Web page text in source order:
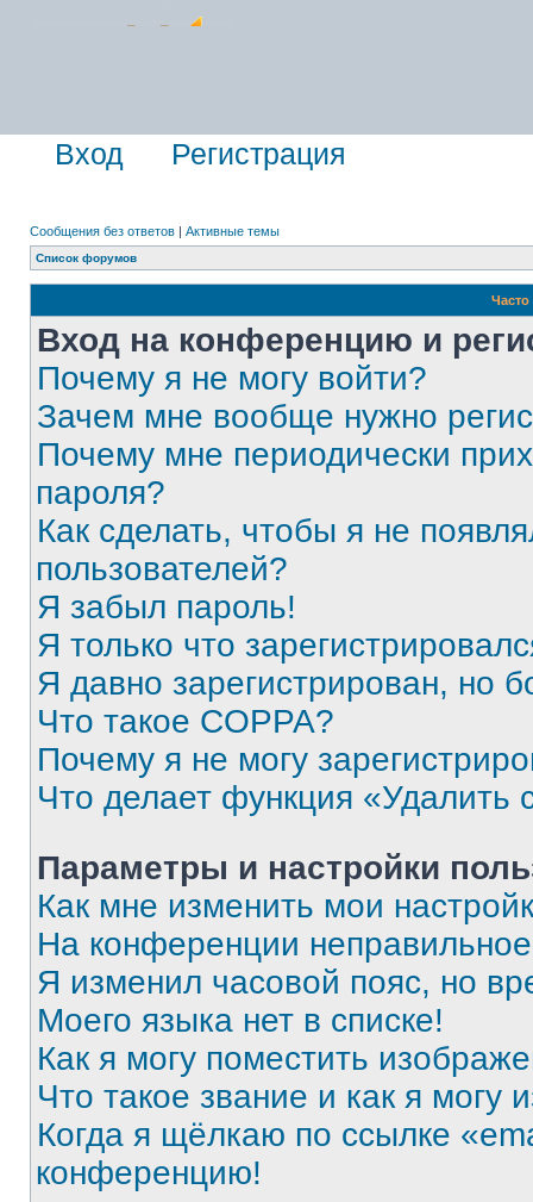
Вход Регистрация
Сообщения без ответов | Активные темы
Список форумов
Вход на конференцию и
Почему я не могу войти?
Зачем мне вообще нужно
Почему мне периодически
пароля?
Как сделать, чтобы я не
пользователей?
Я забыл пароль!
Я только что
Я давно зарегистрирован, но
Что такое COPPA?
Почему я не могу
Что делает функция «Удалить
Параметры и настройки
Как мне изменить мои
На конференции
Я изменил часовой пояс, но
Моего языка нет в списке!
Как я могу поместить
Что такое звание и как я могу
Когда я щёлкаю по ссылке
конференцию!